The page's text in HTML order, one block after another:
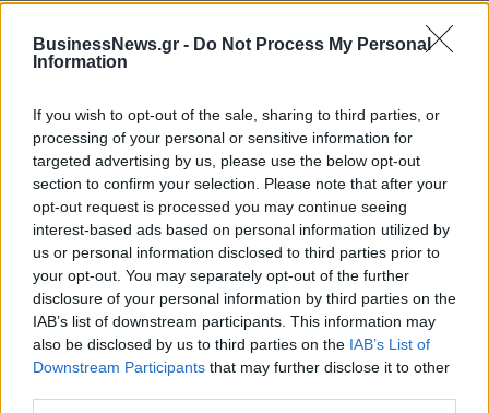
BusinessNews.gr - Do Not Process My Personal
Information
If you wish to opt-out of the sale, sharing to third parties, or
processing of your personal or sensitive information for
targeted advertising by us, please use the below opt-out
section to confirm your selection. Please note that after your
opt-out request is processed you may continue seeing
interest-based ads based on personal information utilized by
us or personal information disclosed to third parties prior to
your opt-out. You may separately opt-out of the further
disclosure of your personal information by third parties on the
IAB’s list of downstream participants. This information may
also be disclosed by us to third parties on the IAB’s List of
Downstream Participants that may further disclose it to other
ΟΛΕΣ ΟΙ ΕΙΔΗΣΕΙΣ
ΔΗΜΟΦΙΛΗ
Η Vendora επεκτείνεται σε 27 χώρες της
Ευρωπαϊκή 'Ενωσης
05/08/2026 - 10:52 ΕΠΙΧΕΙΡΗΣΕΙΣ